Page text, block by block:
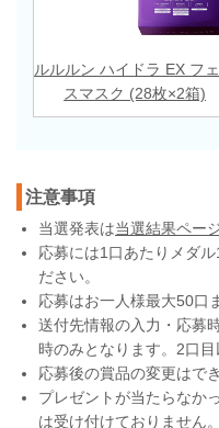
ルルルン ハイドラ EX フ
スマスク (28枚×2箱)
注意事項
当選発表は当選結果ペー
応募には1口あたりメダ
ださい。
応募はお一人様最大50口
送付先情報の入力・応募
時のみとなります。2口
応募後の賞品の変更はで
プレゼントが当たらなか
は受け付けておりません。